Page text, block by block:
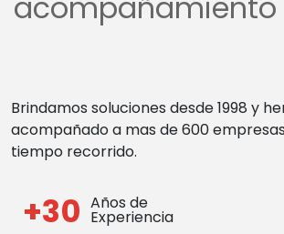
Brindamos soluciones desde 1998 y
acompañado a mas de 600
tiempo recorrido.
+30 Años de
Experiencia